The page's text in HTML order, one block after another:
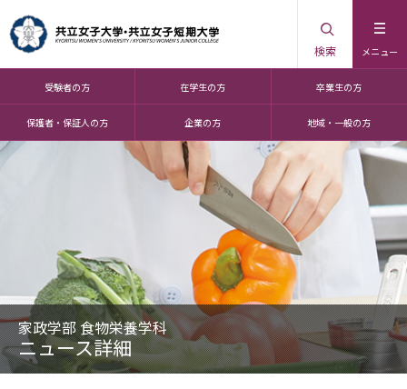
メニュー
検索
受験者の方 在学生の方 卒業生の方
保護者・保証人の方 企業の方 地域・一般の方
家政学部 食物栄養学科
ニュース詳細